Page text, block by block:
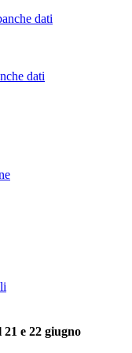
dati
dati
e 22 giugno